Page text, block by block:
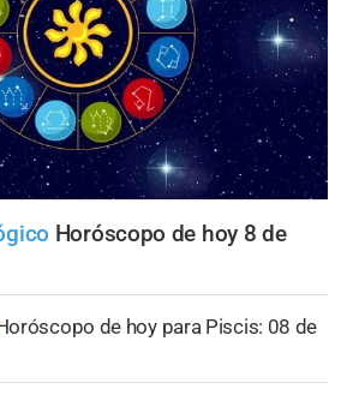
Horóscopo de hoy 8 de
de hoy para Piscis: 08 de